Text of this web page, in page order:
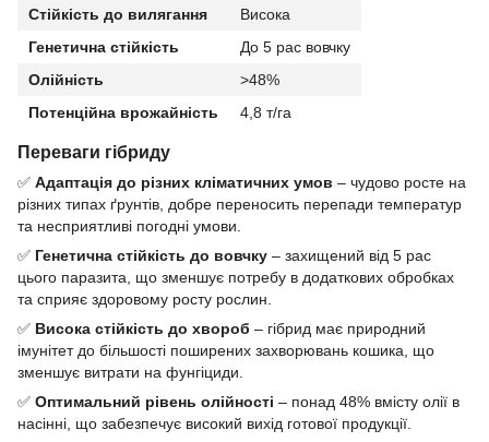
Стійкість до вилягання
Висока
Генетична стійкість
До 5 рас вовчку
Олійність
>48%
Потенційна врожайність
4,8 т/га
Переваги гібриду
✅ Адаптація до різних кліматичних умов – чудово росте на
різних типах ґрунтів, добре переносить перепади температур
та несприятливі погодні умови.
✅ Генетична стійкість до вовчку – захищений від 5 рас
цього паразита, що зменшує потребу в додаткових обробках
та сприяє здоровому росту рослин.
✅ Висока стійкість до хвороб – гібрид має природний
імунітет до більшості поширених захворювань кошика, що
зменшує витрати на фунгіциди.
✅ Оптимальний рівень олійності – понад 48% вмісту олії в
насінні, що забезпечує високий вихід готової продукції.